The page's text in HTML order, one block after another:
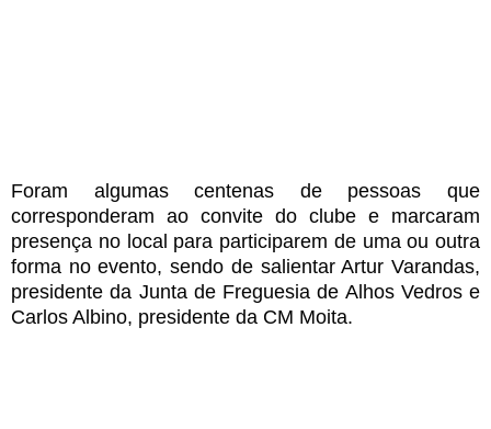
Foram algumas centenas de pessoas que
corresponderam ao convite do clube e marcaram
presença no local para participarem de uma ou outra
forma no evento, sendo de salientar Artur Varandas,
presidente da Junta de Freguesia de Alhos Vedros e
Carlos Albino, presidente da CM Moita.